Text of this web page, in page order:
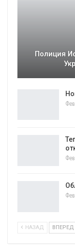
Полиция
НАЗАД ВПЕРЕД